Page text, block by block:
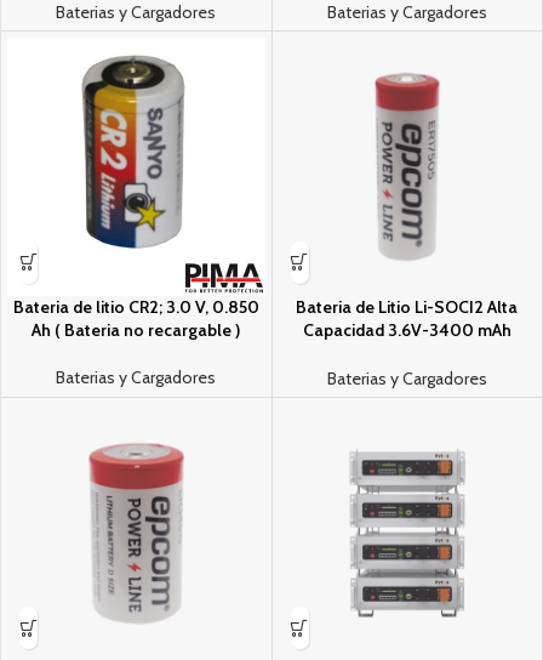
Baterias y Cargadores Baterias y Cargadores
Bateri­a de litio CR2; 3.0 V, 0.850
Ah ( Bateri­a no recargable )
Baterias y Cargadores
Bateri­a de Litio Li-SOCI2 Alta
Capacidad 3.6V-3400 mAh
Baterias y Cargadores